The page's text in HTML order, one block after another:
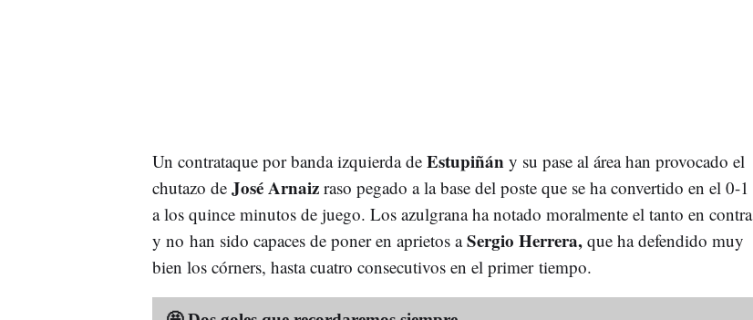
Un contrataque por banda izquierda de Estupiñány su pase al área han provocado el
chutazo deJosé Arnaizraso pegado a la base del poste que se ha convertido en el 0-1
a los quince minutos de juego. Los azulgrana ha notado moralmente el tanto en contra
y no han sido capaces de poner en aprietos aSergio Herrera,que ha defendido muy
bien los córners, hasta cuatro consecutivos en el primer tiempo.